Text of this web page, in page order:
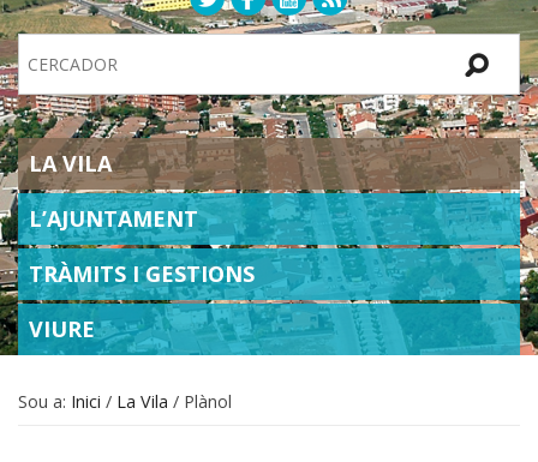
Search
Site
SECTIONS
LA VILA
L’AJUNTAMENT
TRÀMITS I GESTIONS
VIURE
Sou a: Inici / La Vila / Plànol